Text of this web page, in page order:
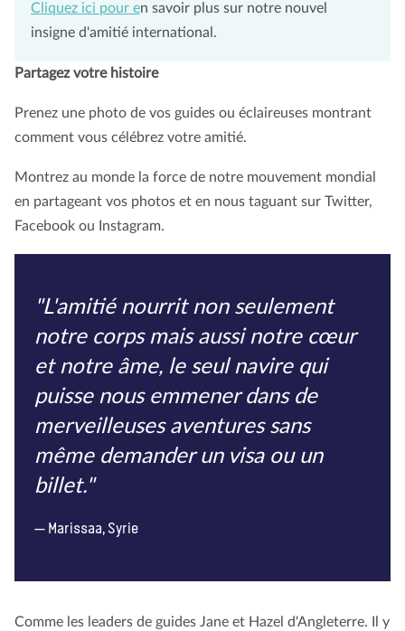
Cliquez ici pour en savoir plus sur notre nouvel
insigne d'amitié international.
Partagez votre histoire
Prenez une photo de vos guides ou éclaireuses montrant
comment vous célébrez votre amitié.
Montrez au monde la force de notre mouvement mondial
en partageant vos photos et en nous taguant sur Twitter,
Facebook ou Instagram.
"L'amitié nourrit non seulement
notre corps mais aussi notre cœur
et notre âme, le seul navire qui
puisse nous emmener dans de
merveilleuses aventures sans
même demander un visa ou un
billet."
Marissaa, Syrie
Comme les leaders de guides Jane et Hazel d'Angleterre. Il y